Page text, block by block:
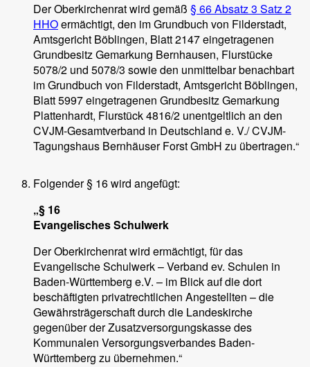
Der Oberkirchenrat wird gemäß § 66 Absatz 3 Satz 2
HHOermächtigt, den im Grundbuch von Filderstadt,
Amtsgericht Böblingen, Blatt 2147 eingetragenen
Grundbesitz Gemarkung Bernhausen, Flurstücke
5078/2 und 5078/3 sowie den unmittelbar benachbart
im Grundbuch von Filderstadt, Amtsgericht Böblingen,
Blatt 5997 eingetragenen Grundbesitz Gemarkung
Plattenhardt, Flurstück 4816/2 unentgeltlich an den
CVJM-Gesamtverband in Deutschland e. V./ CVJM-
Tagungshaus Bernhäuser Forst GmbH zu übertragen.“
Folgender § 16 wird angefügt:
„§ 16
Evangelisches Schulwerk
Der Oberkirchenrat wird ermächtigt, für das
Evangelische Schulwerk – Verband ev. Schulen in
Baden-Württemberg e.V. – im Blick auf die dort
beschäftigten privatrechtlichen Angestellten – die
Gewährsträgerschaft durch die Landeskirche
gegenüber der Zusatzversorgungskasse des
Kommunalen Versorgungsverbandes Baden-
Württemberg zu übernehmen.“